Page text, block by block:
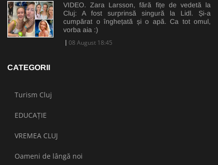
VIDEO. Zara Larsson, fără fițe de vedetă la
Cluj: A fost surprinsă singură la Lidl. Și-a
cumpărat o înghețată și o apă. Ca tot omul,
vorba aia :)
08 August 18:45
CATEGORII
Turism Cluj
EDUCAȚIE
VREMEA CLUJ
Oameni de lângă noi